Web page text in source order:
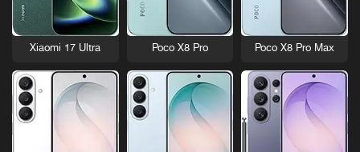
Poco X8 Pro Max
Poco X8 Pro
Xiaomi 17 Ultra